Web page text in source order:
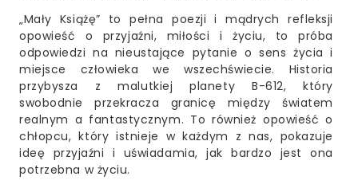
„Mały Książę” to pełna poezji i mądrych refleksji
opowieść o przyjaźni, miłości i życiu, to próba
odpowiedzi na nieustające pytanie o sens życia i
miejsce człowieka we wszechświecie. Historia
przybysza z malutkiej planety B-612, który
swobodnie przekracza granicę między światem
realnym a fantastycznym. To również opowieść o
chłopcu, który istnieje w każdym z nas, pokazuje
ideę przyjaźni i uświadamia, jak bardzo jest ona
potrzebna w życiu.